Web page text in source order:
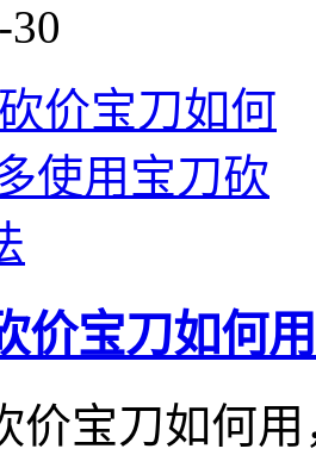
30
价宝刀如何
价宝刀如何